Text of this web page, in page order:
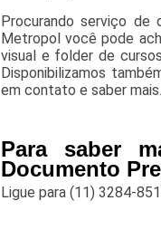
Procurando serviço de
Metropol você pode
visual e folder de
Disponibilizamos
em contato e saber mais.
Para saber
Documento
Ligue para (11) 3284-